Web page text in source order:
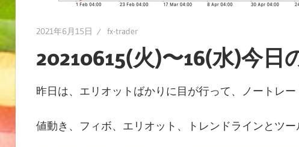
2021年6月15日 fx-trader
20210615(火)〜16(水)今日
昨日は、エリオットばかりに目が行って、ノートレー
値動き、フィボ、エリオット、トレンドラインとツ